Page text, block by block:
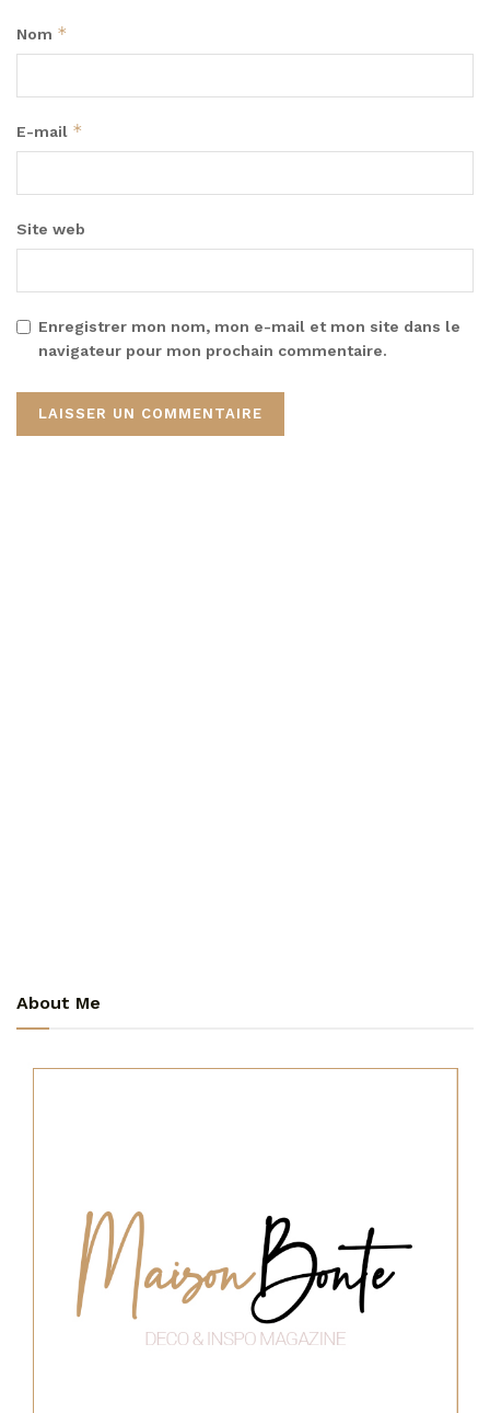
Nom *
E-mail *
Site web
Enregistrer mon nom, mon e-mail et mon site dans le
navigateur pour mon prochain commentaire.
About Me